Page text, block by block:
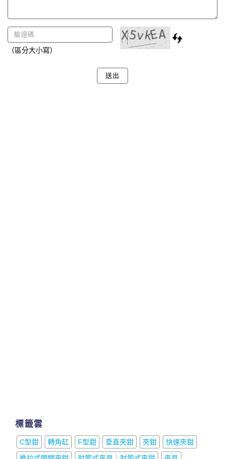
（區分大小寫）
送出
標籤雲
C型鉗 轉角缸 F型鉗 垂直夾鉗 夾鉗
快速夾鉗